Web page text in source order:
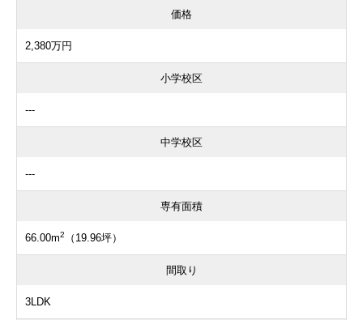
価格
2,380万円
小学校区
---
中学校区
---
専有面積
66.00m2 （19.96坪）
間取り
3LDK